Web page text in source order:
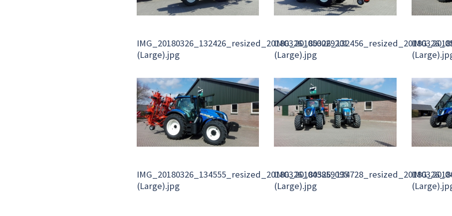
IMG_20180326_132426_resized_20180326_050029201
(Large).jpg
(Large).jpg
IMG_20180326_134555_resized_20180326_045859095
(Large).jpg
(Large).jpg